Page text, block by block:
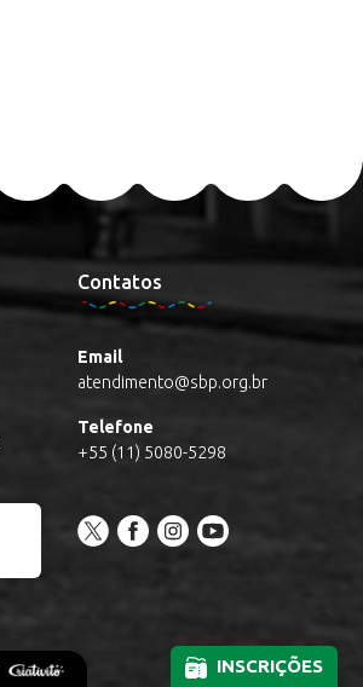
INSCRIÇÕES
Contatos
Email
atendimento@sbp.org.br
Telefone
+55 (11) 5080-5298